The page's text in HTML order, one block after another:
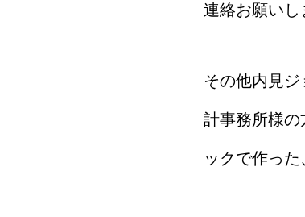
連絡お願いし
その他内見
計事務所様
ックで作っ